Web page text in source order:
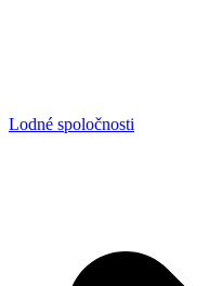
Lodné spoločnosti